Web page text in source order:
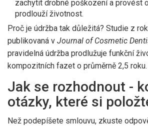
zachytit drobné poškození a provést
prodlouží životnost.
Proč je údržba tak důležitá? Studie z
publikovaná v Journal of Cosmetic
pravidelná údržba prodlužuje funkční
kompozitních fazet o průměrně 2,5 roku.
Jak se rozhodnout -
otázky, které si
Než podepíšete smlouvu, zkuste